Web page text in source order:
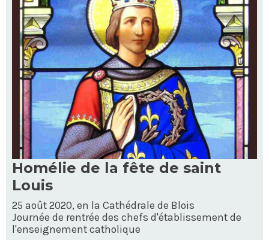
Homélie de la fête de saint
Louis
25 août 2020, en la Cathédrale de Blois
Journée de rentrée des chefs d'établissement de
l'enseignement catholique